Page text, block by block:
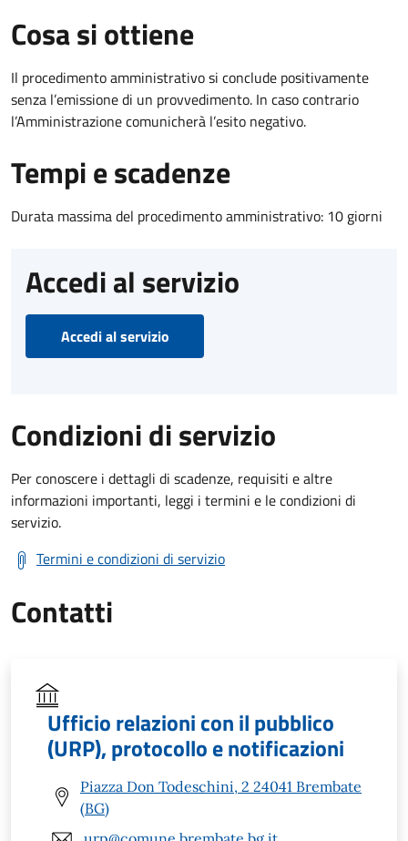
Cosa si ottiene
Il procedimento amministrativo si conclude positivamente
senza l’emissione di un provvedimento. In caso contrario
l’Amministrazione comunicherà l’esito negativo.
Tempi e scadenze
Durata massima del procedimento amministrativo: 10 giorni
Accedi al servizio
Accedi al servizio
Condizioni di servizio
Per conoscere i dettagli di scadenze, requisiti e altre
informazioni importanti, leggi i termini e le condizioni di
servizio.
Termini e condizioni di servizio
Contatti
Ufficio relazioni con il pubblico
(URP), protocollo e notificazioni
Piazza Don Todeschini, 2 24041 Brembate
(BG)